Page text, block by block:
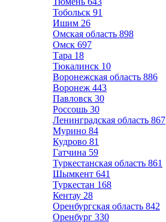
Тобольск 91
Ишим 26
Омская область 898
Омск 697
Тара 18
Тюкалинск 10
Воронежская область 886
Воронеж 443
Павловск 30
Россошь 30
Ленинградская область 867
Мурино 84
Кудрово 81
Гатчина 59
Туркестанская область 861
Шымкент 641
Туркестан 168
Кентау 28
Оренбургская область 842
Оренбург 330